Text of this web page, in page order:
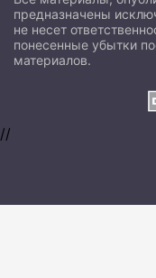
предназначены
не несет
понесенные убытки
материалов.
//